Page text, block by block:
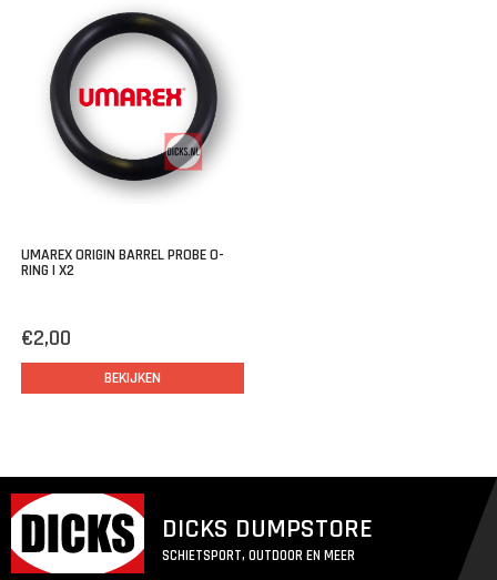
UMAREX ORIGIN BARREL PROBE O-
RING | X2
€2,00
BEKIJKEN
DICKS DUMPSTORE
SCHIETSPORT, OUTDOOR EN MEER